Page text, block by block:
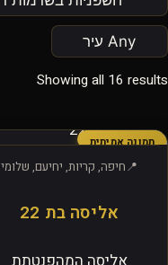
Showing all 16 results
תמונה אמיתית
חיפה, קריות, יחיעם, שלומי
אליסה בת 22